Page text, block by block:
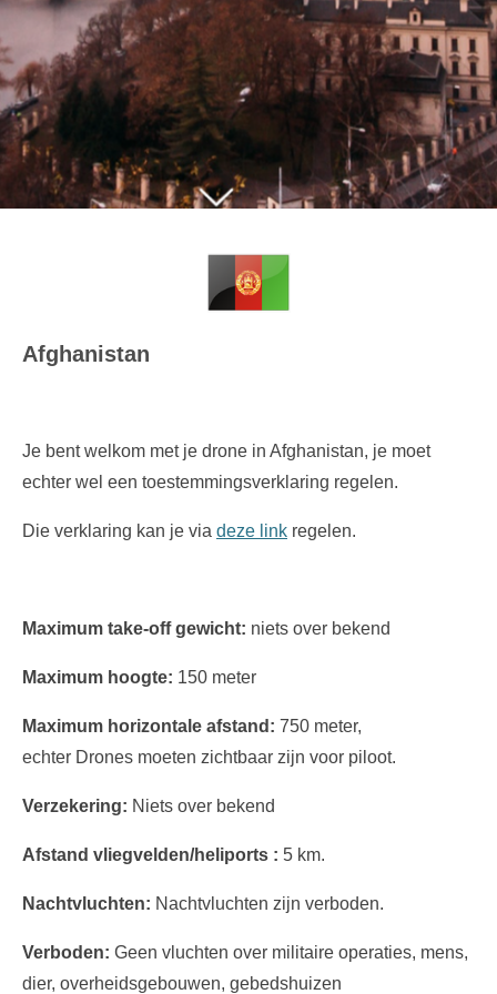
Afghanistan
Je bent welkom met je drone in Afghanistan, je moet
echter wel een toestemmingsverklaring regelen.
Die verklaring kan je via deze link regelen.
Maximum take-off gewicht: niets over bekend
Maximum hoogte: 150 meter
Maximum horizontale afstand: 750 meter,
echter Drones moeten zichtbaar zijn voor piloot.
Verzekering: Niets over bekend
Afstand vliegvelden/heliports : 5 km.
Nachtvluchten: Nachtvluchten zijn verboden.
Verboden: Geen vluchten over militaire operaties, mens,
dier, overheidsgebouwen, gebedshuizen